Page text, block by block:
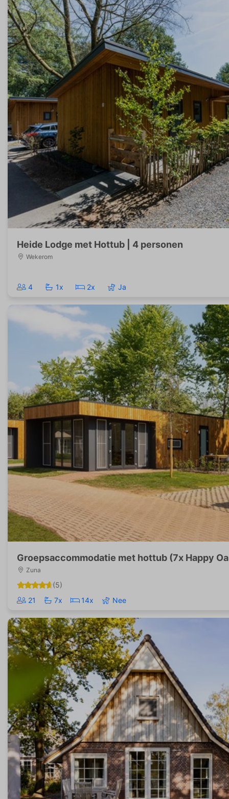
Heide Lodge met Hottub | 4 personen
Wekerom
4 1x 2x Ja
Groepsaccommodatie met hottub (7x Happy
Zuna
(5)
21
7x 14x Nee